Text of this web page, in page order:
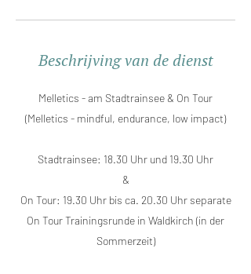
Beschrijving van de dienst
Melletics - am Stadtrainsee & On Tour
(Melletics - mindful, endurance, low impact)
Stadtrainsee: 18.30 Uhr und 19.30 Uhr
&
On Tour: 19.30 Uhr bis ca. 20.30 Uhr separate
On Tour Trainingsrunde in Waldkirch (in der
Sommerzeit)